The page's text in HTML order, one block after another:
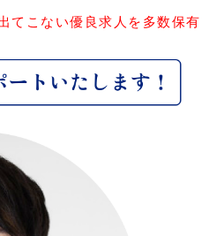
てこない優良求人を多数保有